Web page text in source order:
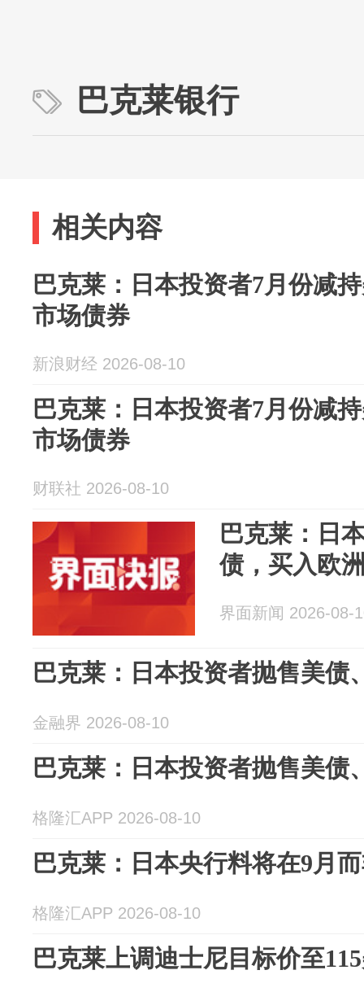
巴克莱银行
相关内容
巴克莱：日本投资者7月份减
市场债券
新浪财经 2026-08-10
巴克莱：日本投资者7月份减
市场债券
财联社 2026-08-10
巴克莱：日
债，买入欧
界面新闻 2026-08-
巴克莱：日本投资者抛售美债
金融界 2026-08-10
巴克莱：日本投资者抛售美债
格隆汇APP 2026-08-10
巴克莱：日本央行料将在9月
格隆汇APP 2026-08-10
巴克莱上调迪士尼目标价至